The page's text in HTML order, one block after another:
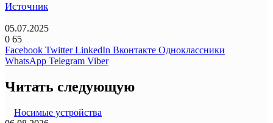
Источник
05.07.2025
0 65
Facebook Twitter LinkedIn Вконтакте Одноклассники
WhatsApp Telegram Viber
Читать следующую
Носимые устройства